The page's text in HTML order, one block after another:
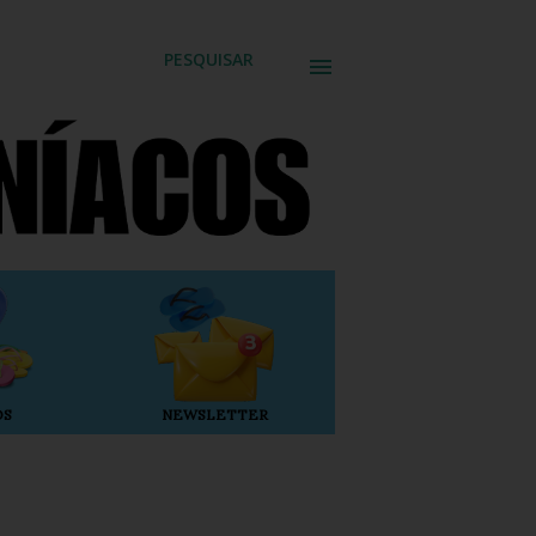
PESQUISAR
NEWSLETTER